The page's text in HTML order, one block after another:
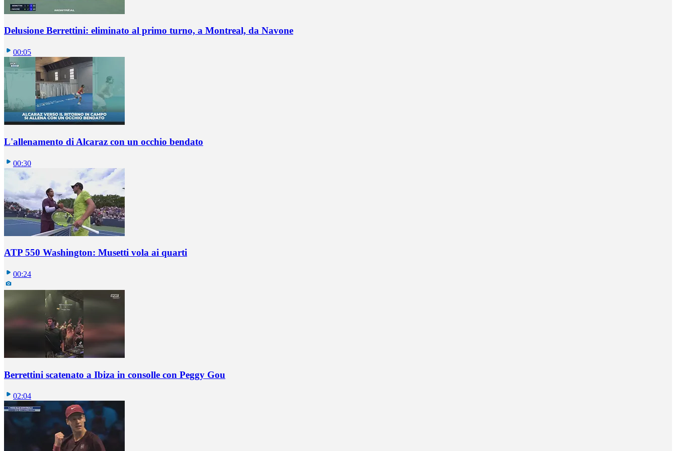
Delusione Berrettini: eliminato al primo turno, a Montreal, da Navone
00:05
L'allenamento di Alcaraz con un occhio bendato
00:30
ATP 550 Washington: Musetti vola ai quarti
00:24
Berrettini scatenato a Ibiza in consolle con Peggy Gou
02:04